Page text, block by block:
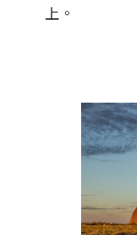
上。